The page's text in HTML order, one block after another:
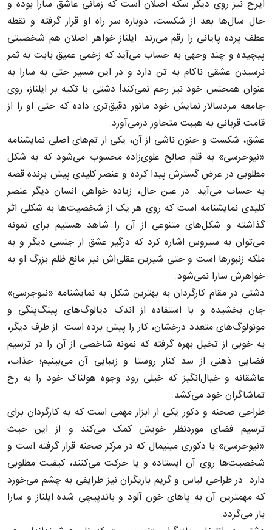
ایرج نیز روی دیگر سکه اصلان است که زمانی عاشق سارا بوده و
حال سال‌ها بعد از شکست، دوباره سر راه او قرار گرفته و نقطه
عطف پرده پایانی را رقم می‌زند. ایلناز خواهر اصلان هم شخصیتی
پیچیده و چند وجهی به حساب می‌آید که زخمی عمیق بابت به ثمر
نرسیدن عشقی ناکام به تن دارد و در این مسیر حتی به سارا به
عنوان همجنس خود نیز رحم نمی‌کند! دشتی با تکیه بر ایلناز، روی
جامعه مردسالار نمایش خود مانور دقیق‌تری داده که حتی او را از
قامت قربانی به هیبت متجاوز درمی‌آورد.
عشق، شکست و جنون ناشی از آن، یکی از تم‌های اصلی نمایشنامه
«نیوجرسی» به قلم صالح علوی‌زاده محسوب می‌شود که به شکل
مطلوبی در عرض گسترش پیدا کرده و عنصر کلیدی پیش برنده قصه
به حساب می‌آید. در عین حال، زیاده خواهی انسان دیگر عنصر
کلیدی نمایشنامه است که روی هر یک از شخصیت‌ها به شکلی اثر
گذاشته و شکل‌های متنوعی از آن را شاهد هستیم برای نمونه
می‌توان به سیروس اشاره کرد که درگیر عشق از جنسی دیگر و به
ملکه زنبورها است و حتی شیرین عقلی‌اش نیز مانع ظلم بزرگ او به
خواهرش سارا نمی‌شود.
دشتی در مقام کارگردان به بهترین شکل به نمایشنامه «نیوجرسی»
جان بخشیده و با استفاده از اندک دیالوگ‌های پینگ‌پنگی و
مونولوگ‌های متعدد درخشان، کار را پیش برده است. از طرف دیگر،
به خوبی از تخیل بهره گرفته که نمونه شاخصی از آن را در ترسیم
فضایی ذهنی از سد کنار روستا و زیبایی آن می‌بینیم؛ جذاب،
عاشقانه و خیال‌انگیز که خیلی زود وجوه هولناک خود را به رخ
تماشاگران خود می‌کشد.
طراحی صحنه و دکور یکی از ابزار مهمی است که به کارگردان برای
ترسیم فضای موردنظر خویش کمک می‌کند و از این حیث
«نیوجرسی» با دکوری مینیمال که در مرکز صحنه قرار گرفته است و
شخصیت‌ها روی آن ایستاده و یا حرکت می‌کنند، کیفیت مطلوبی
دارد. در طراحی لباس و گریم بازیگران نیز ظرایفی به چشم می‌خورد
که مهمترین آن به پاهای خون آلود و باندپیچی شده ایلناز و سارا
باز می‌گردد.